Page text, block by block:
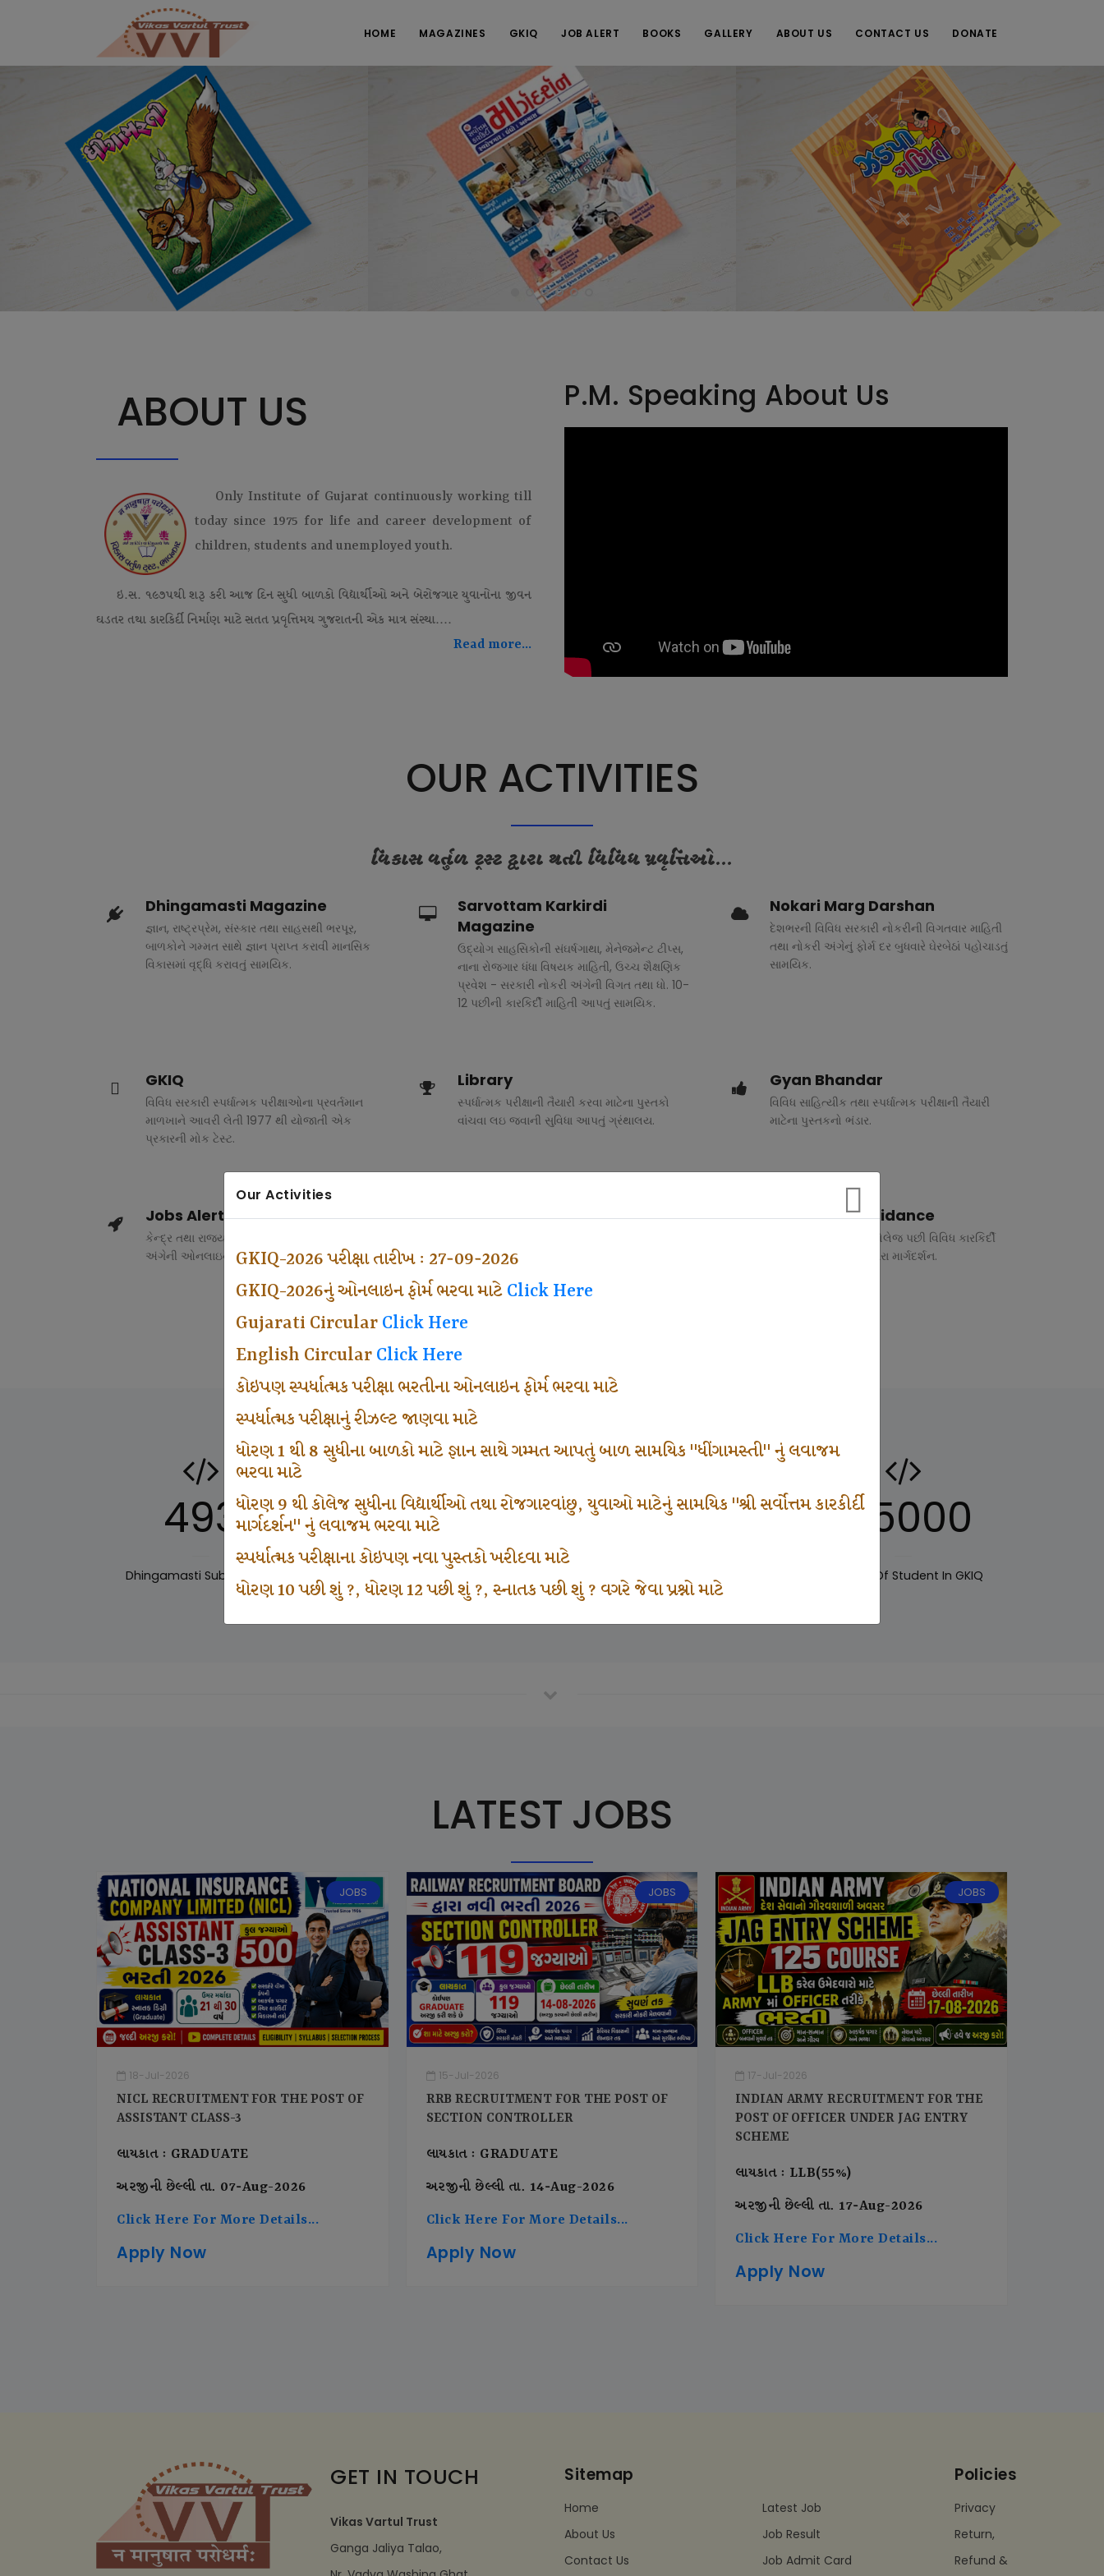
HOME MAGAZINES GKIQ JOB ALERT BOOKS GALLERY ABOUT US CONTACT US DONATE
Our Activities
GKIQ-2026 પરીક્ષા તારીખ : 27-09-2026
GKIQ-2026નું ઓનલાઇન ફોર્મ ભરવા માટે Click Here
Gujarati Circular Click Here
English Circular Click Here
કોઇપણ સ્પર્ધાત્મક પરીક્ષા ભરતીના ઓનલાઇન ફોર્મ ભરવા માટે
સ્પર્ધાત્મક પરીક્ષાનું રીઝલ્ટ જાણવા માટે
ધોરણ 1 થી 8 સુધીના બાળકો માટે જ્ઞાન સાથે ગમ્મત આપતું બાળ સામયિક "ધીંગામસ્તી" નું લવાજમ
ભરવા માટે
ધોરણ 9 થી કોલેજ સુધીના વિદ્યાર્થીઓ તથા રોજગારવાંછુ, યુવાઓ માટેનું સામયિક "શ્રી સર્વોત્તમ કારકીર્દી
માર્ગદર્શન" નું લવાજમ ભરવા માટે
સ્પર્ધાત્મક પરીક્ષાના કોઇપણ નવા પુસ્તકો ખરીદવા માટે
ધોરણ 10 પછી શું ?, ધોરણ 12 પછી શું ?, સ્નાતક પછી શું ? વગરે જેવા પ્રશ્નો માટે
ABOUT US
Only Institute of Gujarat continuously working till
today since 1975 for life and career development of
children, students and unemployed youth.
ઇ.સ. ૧૯૭૫થી શરૂ કરી આજ દિન સુધી બાળકો વિદ્યાર્થીઓ અને બેરોજગાર યુવાનોના જીવન
ઘડતર તથા કારકિર્દી નિર્માણ માટે સતત પ્રવૃત્તિમય ગુજરાતની એક માત્ર સંસ્થા....
Read more...
P.M. Speaking About Us
OUR ACTIVITIES
વિકાસ વર્તુળ ટ્રસ્ટ દ્વારા થતી વિવિધ પ્રવૃત્તિઓ...
Dhingamasti Magazine
જ્ઞાન, રાષ્ટ્રપ્રેમ, સંસ્કાર તથા સાહસથી ભરપૂર,
બાળકોને ગમ્મત સાથે જ્ઞાન પ્રાપ્ત કરાવી માનસિક
વિકાસમાં વૃદ્ધિ કરાવતું સામયિક.
Sarvottam Karkirdi
Magazine
ઉદ્યોગ સાહસિકોની સંઘર્ષગાથા, મેનેજમેન્ટ ટીપ્સ,
નાના રોજગાર ધંધા વિષયક માહિતી, ઉચ્ચ શૈક્ષણિક
પ્રવેશ - સરકારી નોકરી અંગેની વિગત તથા ધો. 10-
12 પછીની કારકિર્દી માહિતી આપતું સામયિક.
Nokari Marg Darshan
દેશભરની વિવિધ સરકારી નોકરીની વિગતવાર માહિતી
તથા નોકરી અંગેનું ફોર્મ દર બુધવારે ઘેરબેઠાં પહોચાડતું
સામયિક.
GKIQ
વિવિધ સરકારી સ્પર્ધાત્મક પરીક્ષાઓના પ્રવર્તમાન
માળખાને આવરી લેતી 1977 થી યોજાતી એક
પ્રકારની મોક ટેસ્ટ.
Library
સ્પર્ધાત્મક પરીક્ષાની તૈયારી કરવા માટેના પુસ્તકો
વાંચવા લઇ જવાની સુવિધા આપતું ગ્રંથાલય.
Gyan Bhandar
વિવિધ સાહિત્યીક તથા સ્પર્ધાત્મક પરીક્ષાની તૈયારી
માટેના પુસ્તકનો ભંડાર.
Jobs Alert
કેન્દ્ર તથા રાજ્ય સરકારના વિવિધ વિભાગોમાં ભરતી
અંગેની ઓનલાઇન માહિતી.
Competitive Exam Class
હેતુ ફક્ત વ્યવસ્થા ખર્ચ લઇ ચલાવતા વર્ગ.
Vocational Guidance
ધોરણ 10 અને 12 તથા કોલેજ પછી વિવિધ કારકિર્દી
અંગે રૂબરુ તથા ફોન દ્વારા માર્ગદર્શન.
493
Dhingamasti Subscription
665 1000 125000
Number Of Student In GKIQ
LATEST JOBS
JOBS
18-Jul-2026
NICL RECRUITMENT FOR THE POST OF
ASSISTANT CLASS-3
લાયકાત : GRADUATE
અરજીની છેલ્લી તા. 07-Aug-2026
Click Here For More Details...
Apply Now
JOBS
15-Jul-2026
RRB RECRUITMENT FOR THE POST OF
SECTION CONTROLLER
લાયકાત : GRADUATE
અરજીની છેલ્લી તા. 14-Aug-2026
Click Here For More Details...
Apply Now
JOBS
17-Jul-2026
INDIAN ARMY RECRUITMENT FOR THE
POST OF OFFICER UNDER JAG ENTRY
SCHEME
લાયકાત : LLB(55%)
અરજીની છેલ્લી તા. 17-Aug-2026
Click Here For More Details...
Apply Now
GET IN TOUCH
Vikas Vartul Trust
Ganga Jaliya Talao,
Sitemap
Home
About Us
Contact Us
Latest Job
Job Result
Job Admit Card
Policies
Privacy
Return,
Refund &